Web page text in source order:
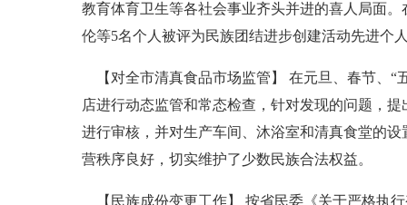
教育体育卫生等各社会事业齐头并进的喜人局面
伦等5名个人被评为民族团结进步创建活动先进个
【对全市清真食品市场监管】 在元旦、春节、“
店进行动态监管和常态检查，针对发现的问题，
进行审核，并对生产车间、沐浴室和清真食堂的
营秩序良好，切实维护了少数民族合法权益。
【民族成份变更工作】 按省民委《关于严格执